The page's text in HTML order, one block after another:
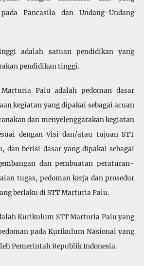
Pancasila dan Undang-Undang
adalah satuan pendidikan yang
pendidikan tinggi.
Palu adalah pedoman dasar
kegiatan yang dipakai sebagai acuan
dan menyelenggarakan kegiatan
dengan Visi dan/atau tujuan STT
dan berisi dasar yang dipakai sebagai
dan pembuatan peraturan-
tugas, pedoman kerja dan prosedur
berlaku di STT Marturia Palu.
Kurikulum STT Marturia Palu yang
pada Kurikulum Nasional yang
Pemerintah Republik Indonesia.